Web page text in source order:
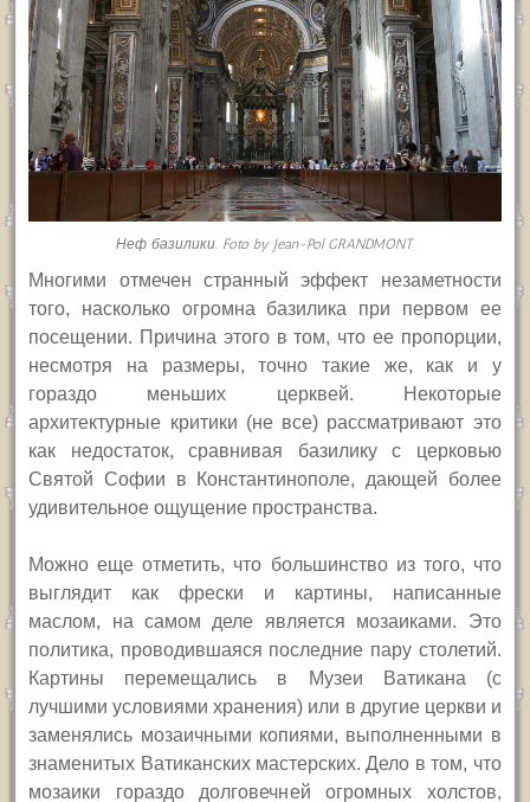
Неф базилики. Foto by Jean-Pol GRANDMONT
Многими отмечен странный эффект незаметности
того, насколько огромна базилика при первом ее
посещении. Причина этого в том, что ее пропорции,
несмотря на размеры, точно такие же, как и у
гораздо меньших церквей. Некоторые
архитектурные критики (не все) рассматривают это
как недостаток, сравнивая базилику с церковью
Святой Софии в Константинополе, дающей более
удивительное ощущение пространства.
Можно еще отметить, что большинство из того, что
выглядит как фрески и картины, написанные
маслом, на самом деле является мозаиками. Это
политика, проводившаяся последние пару столетий.
Картины перемещались в Музеи Ватикана (с
лучшими условиями хранения) или в другие церкви и
заменялись мозаичными копиями, выполненными в
знаменитых Ватиканских мастерских. Дело в том, что
мозаики гораздо долговечней огромных холстов,